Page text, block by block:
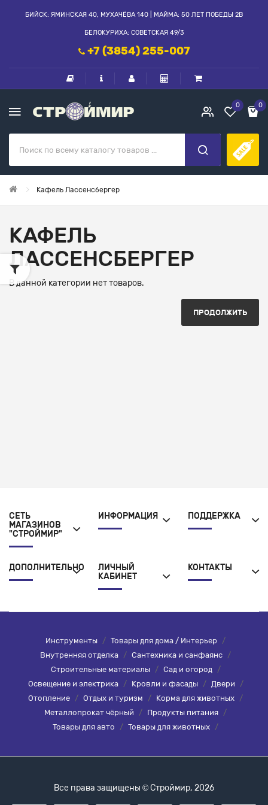
БИЙСК: ЯМИНСКАЯ 40, МУХАЧЁВА 140 | МАЙМА: 50 ЛЕТ ПОБЕДЫ 2В
БЕЛОКУРИХА: СОВЕТСКАЯ 49/3
+7 (3854) 255-007
0 0
Кафель Лассенсбергер
КАФЕЛЬ
ЛАССЕНСБЕРГЕР
В данной категории нет товаров.
ПРОДОЛЖИТЬ
СЕТЬ
МАГАЗИНОВ
"СТРОЙМИР"
ИНФОРМАЦИЯ ПОДДЕРЖКА
ДОПОЛНИТЕЛЬНО
ЛИЧНЫЙ
КАБИНЕТ
КОНТАКТЫ
Инструменты / Товары для дома / Интерьер /
Внутренняя отделка / Сантехника и санфаянс /
Строительные материалы
/ Сад и огород
/
Освещение и электрика
/ Кровли и фасады / Двери
/
Отопление / Отдых и туризм / Корма для животных /
Металлопрокат чёрный
/ Продукты питания /
Товары для авто
/ Товары для животных /
Все права защищены © Строймир, 2026